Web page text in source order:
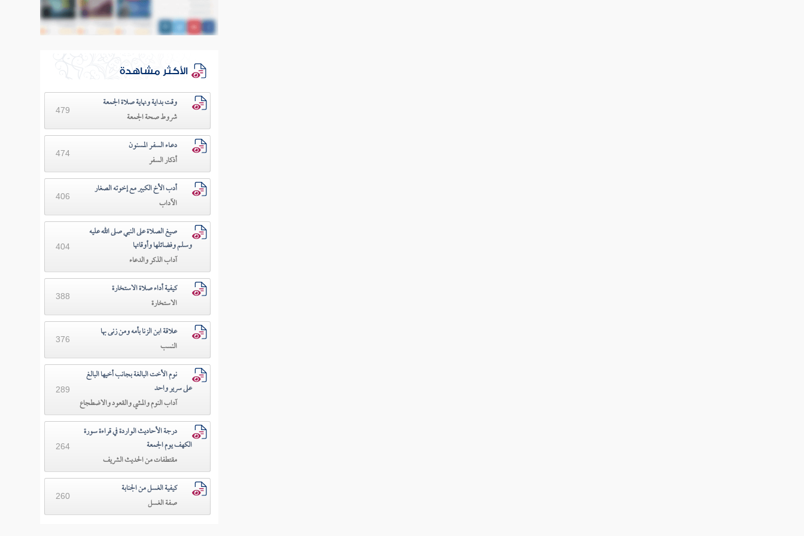
الأكثر مشاهدة
وقت بداية ونهاية صلاة الجمعة
شروط صحة الجمعة
479
دعـاء السفـر المسنون
أذكار السفر
474
أدب الأخ الكبير مع إخوته الصغار
الآداب
406
صيغ الصلاة على النبي صلى الله عليه
وسلم وفضائلها وأوقاتها
آداب الذكر والدعاء
404
كيفية أداء صلاة الاستخارة
الاستخارة
388
علاقة ابن الزنا بأمه ومن زنى بها
النسب
376
نوم الأخت البالغة بجانب أخيها البالغ
على سرير واحد
آداب النوم والمشي والقعود والاضطجاع
289
درجة الأحاديث الواردة في قراءة سورة
الكهف يوم الجمعة
مقتطفات من الحديث الشريف
264
كيفية الغسل من الجنابة
صفة الغسل
260